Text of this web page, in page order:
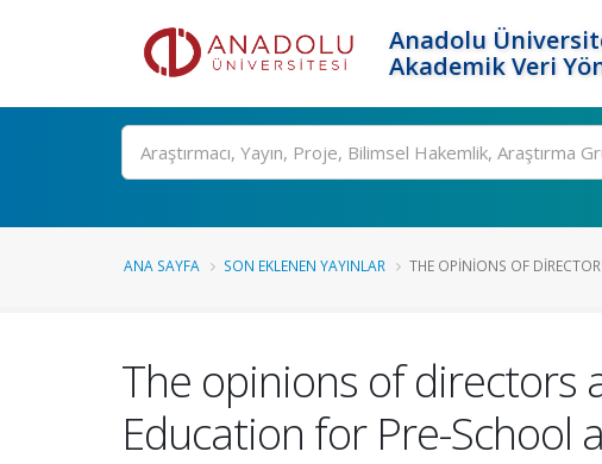
Anadolu
Akademik Veri
Ara
ANA SAYFA SON EKLENEN YAYINLAR THE OPINIONS OF
The opinions of directors
Education for Pre-School